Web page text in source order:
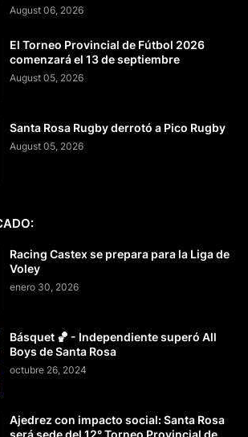
August 06, 2026
El Torneo Provincial de Fútbol 2026
comenzará el 13 de septiembre
August 05, 2026
Santa Rosa Rugby derrotó a Pico Rugby
August 05, 2026
Racing Castex se prepara para la Liga de
Voley
enero 30, 2026
Básquet 🏀 - Independiente superó All
Boys de Santa Rosa
octubre 26, 2024
Ajedrez con impacto social: Santa Rosa